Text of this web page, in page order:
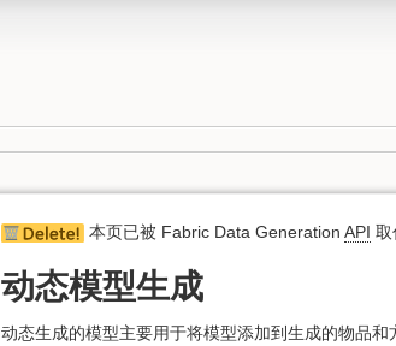
本页已被 Fabric Data GenerationAPI 取
动态模型生成
动态生成的模型主要用于将模型添加到生成的物品